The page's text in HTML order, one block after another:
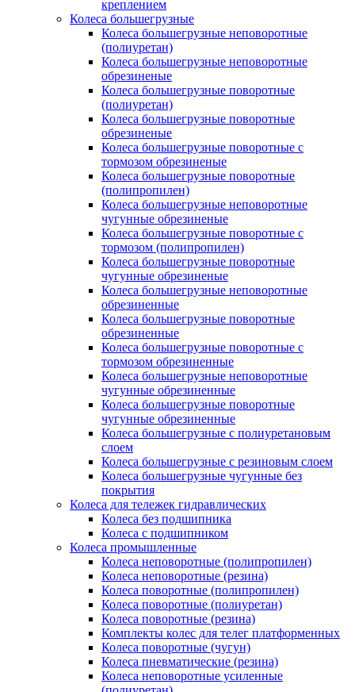
креплением
Колеса большегрузные
Колеса большегрузные неповоротные
(полиуретан)
Колеса большегрузные неповоротные
обрезиненые
Колеса большегрузные поворотные
(полиуретан)
Колеса большегрузные поворотные
обрезиненые
Колеса большегрузные поворотные с
тормозом обрезиненые
Колеса большегрузные поворотные
(полипропилен)
Колеса большегрузные неповоротные
чугунные обрезиненые
Колеса большегрузные поворотные с
тормозом (полипропилен)
Колеса большегрузные поворотные
чугунные обрезиненые
Колеса большегрузные неповоротные
обрезиненные
Колеса большегрузные поворотные
обрезиненные
Колеса большегрузные поворотные с
тормозом обрезиненные
Колеса большегрузные неповоротные
чугунные обрезиненные
Колеса большегрузные поворотные
чугунные обрезиненные
Колеса большегрузные с полиуретановым
слоем
Колеса большегрузные с резиновым слоем
Колеса большегрузные чугунные без
покрытия
Колеса для тележек гидравлических
Колеса без подшипника
Колеса с подшипником
Колеса промышленные
Колеса неповоротные (полипропилен)
Колеса неповоротные (резина)
Колеса поворотные (полипропилен)
Колеса поворотные (полиуретан)
Колеса поворотные (резина)
Комплекты колес для телег платформенных
Колеса поворотные (чугун)
Колеса пневматические (резина)
Колеса неповоротные усиленные